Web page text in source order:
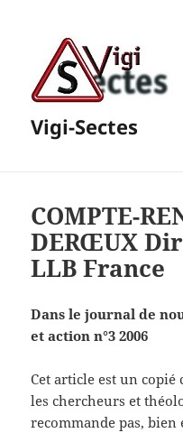
Vigi-Sectes
COMPTE-
DERŒUX
LLB France
Dans le journal de
et action n°3 2006
Cet article est un
les chercheurs et
recommande pas,